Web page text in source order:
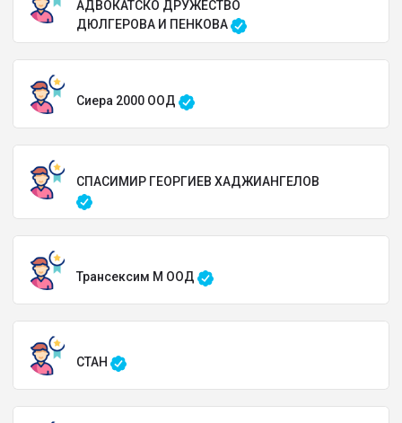
АДВОКАТСКО ДРУЖЕСТВО
ДЮЛГЕРОВА И ПЕНКОВА
Сиера 2000 ООД
СПАСИМИР ГЕОРГИЕВ ХАДЖИАНГЕЛОВ
Трансексим М ООД
СТАН